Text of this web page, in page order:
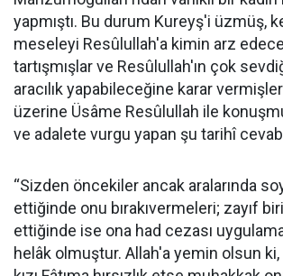
yapmıştı. Bu durum Kureyş'i üzmüş,
meseleyi Resûlullah'a kimin arz
tartışmışlar ve Resûlullah'ın çok
aracılık yapabileceğine karar
üzerine Üsâme Resûlullah ile
ve adalete vurgu yapan şu tarihî
“Sizden öncekiler ancak aralarında
ettiğinde onu bırakıvermeleri; zayıf biri
ettiğinde ise ona had cezası
helâk olmuştur. Allah'a yemin olsun